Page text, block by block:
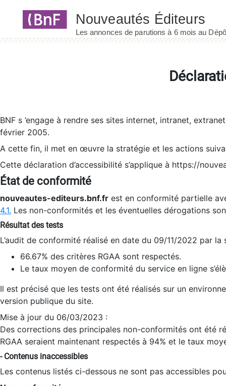
BNF s ’engage à rendre ses sites internet, intranet,
février 2005.
A cette fin, il met en œuvre la stratégie et les actions
Cette déclaration d’accessibilité s’applique à https://
État de conformité
nouveautes-editeurs.bnf.fr est en conformité partielle
4.1. Les non-conformités et les éventuelles dérogations
Résultat des tests
L’audit de conformité réalisé en date du 09/11/2022 par
66.67% des critères RGAA sont respectés.
Le taux moyen de conformité du service en ligne
Il est précisé que les tests ont été réalisés sur un
version publique du site.
Mise à jour du 06/03/2023 :
Des corrections des principales non-conformités ont été
RGAA seraient maintenant respectés à 94% et le taux
- Contenus inaccessibles
Les contenus listés ci-dessous ne sont pas accessibles